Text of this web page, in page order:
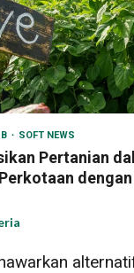
SOFT NEWS
Pertanian